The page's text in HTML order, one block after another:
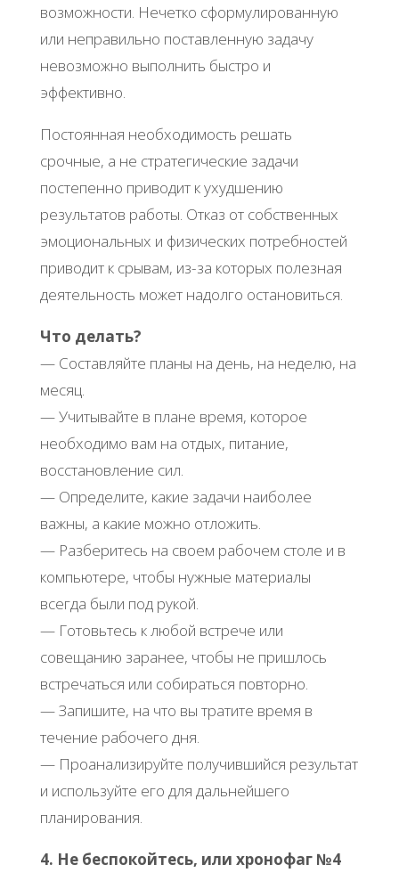
возможности. Нечетко сформулированную
или неправильно поставленную задачу
невозможно выполнить быстро и
эффективно.
Постоянная необходимость решать
срочные, а не стратегические задачи
постепенно приводит к ухудшению
результатов работы. Отказ от собственных
эмоциональных и физических потребностей
приводит к срывам, из-за которых полезная
деятельность может надолго остановиться.
Что делать?
— Составляйте планы на день, на неделю, на
месяц.
— Учитывайте в плане время, которое
необходимо вам на отдых, питание,
восстановление сил.
— Определите, какие задачи наиболее
важны, а какие можно отложить.
— Разберитесь на своем рабочем столе и в
компьютере, чтобы нужные материалы
всегда были под рукой.
— Готовьтесь к любой встрече или
совещанию заранее, чтобы не пришлось
встречаться или собираться повторно.
— Запишите, на что вы тратите время в
течение рабочего дня.
— Проанализируйте получившийся результат
и используйте его для дальнейшего
планирования.
4. Не беспокойтесь, или хронофаг №4